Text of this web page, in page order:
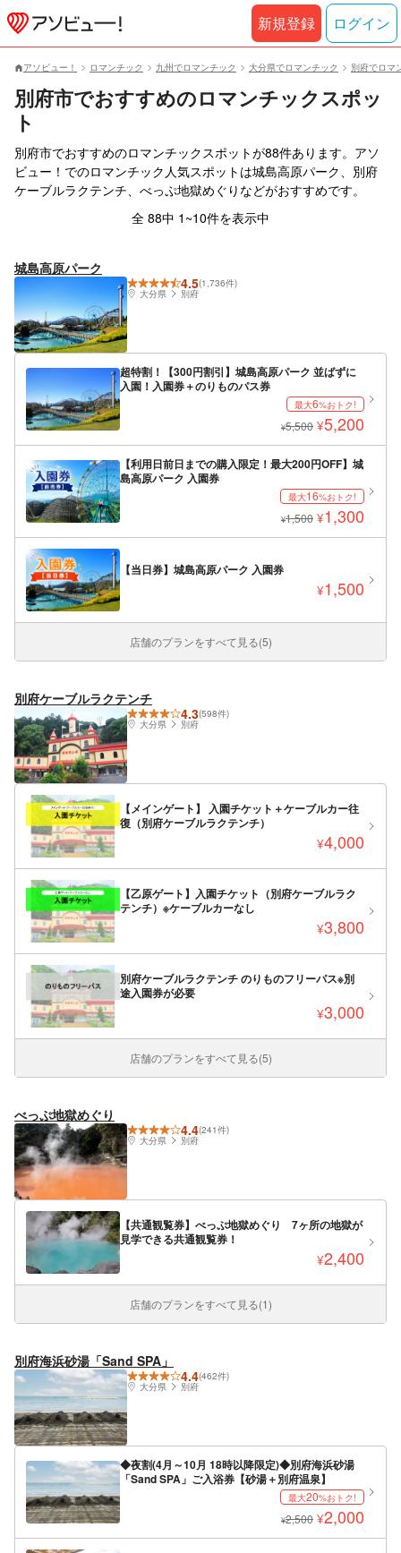
アソビュー！ ロマンチック 九州でロマンチック 大分県でロマンチック 別府でロマ
別府市でおすすめのロマンチックスポッ
ト
別府市でおすすめのロマンチックスポットが88件あります。アソ
ビュー！でのロマンチック人気スポットは城島高原パーク、別府
ケーブルラクテンチ、べっぷ地獄めぐりなどがおすすめです。
全 88中 1~10件を表示中
城島高原パーク
4.5(1,736件)
大分県
別府
超特割！【300円割引】城島高原パーク 並ばずに
入園！入園券＋のりものパス券
最大6%おトク!
¥5,500 ¥5,200
【利用日前日までの購入限定！最大200円OFF】城
島高原パーク 入園券
最大16%おトク!
¥1,500 ¥1,300
【当日券】城島高原パーク 入園券
¥1,500
店舗のプランをすべて見る(5)
別府ケーブルラクテンチ
4.3(598件)
大分県
別府
【メインゲート】 入園チケット＋ケーブルカー往
復（別府ケーブルラクテンチ）
¥4,000
【乙原ゲート】入園チケット（別府ケーブルラク
テンチ）※ケーブルカーなし
¥3,800
別府ケーブルラクテンチ のりものフリーパス※別
途入園券が必要
¥3,000
店舗のプランをすべて見る(5)
べっぷ地獄めぐり
4.4(241件)
大分県
別府
【共通観覧券】べっぷ地獄めぐり 7ヶ所の地獄が
見学できる共通観覧券！
¥2,400
店舗のプランをすべて見る(1)
別府海浜砂湯「Sand SPA」
4.4(462件)
大分県
別府
◆夜割(4月～10月 18時以降限定)◆別府海浜砂湯
「Sand SPA」ご入浴券【砂湯＋別府温泉】
最大20%おトク!
¥2,500 ¥2,000
新規登録 ログイン